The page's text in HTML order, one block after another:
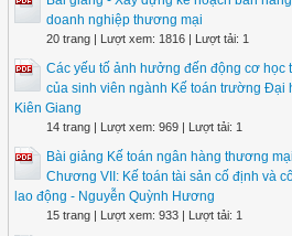
doanh nghiệp thương mại
20 trang | Lượt xem: 1816 | Lượt tải: 1
Các yếu tố ảnh hưởng đến động cơ học
của sinh viên ngành Kế toán trường Đại
Kiên Giang
14 trang | Lượt xem: 969 | Lượt tải: 1
Bài giảng Kế toán ngân hàng thương
Chương VII: Kế toán tài sản cố định và
lao động - Nguyễn Quỳnh Hương
15 trang | Lượt xem: 933 | Lượt tải: 1